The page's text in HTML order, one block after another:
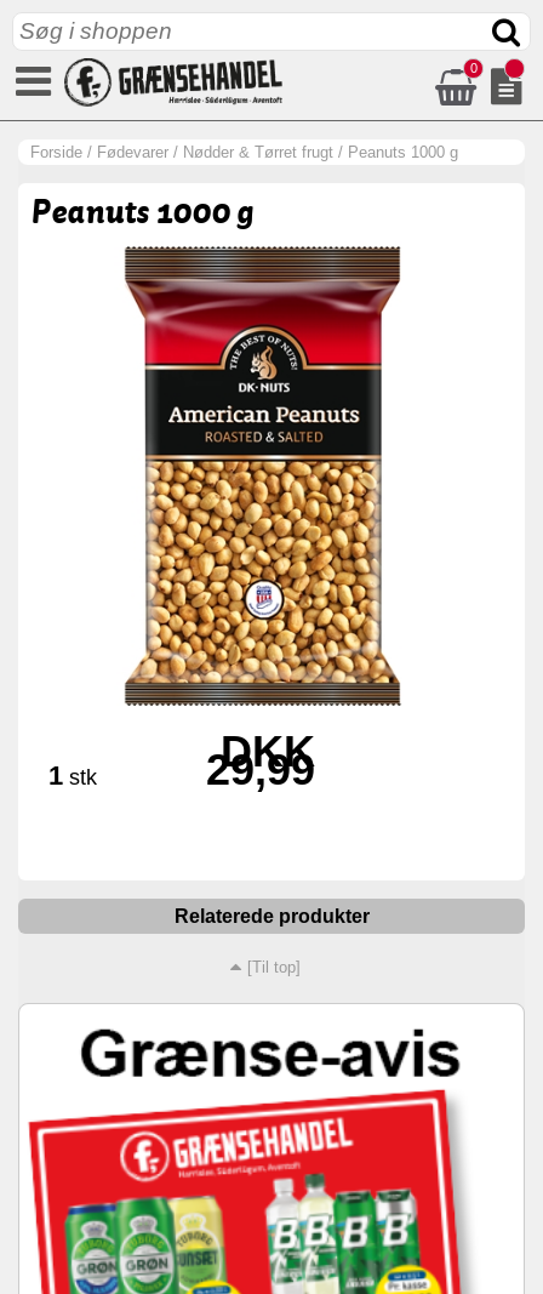
0
Forside / Fødevarer / Nødder & Tørret frugt / Peanuts 1000 g
Peanuts 1000 g
1 stk
DKK
29,99
Relaterede produkter
[Til top]